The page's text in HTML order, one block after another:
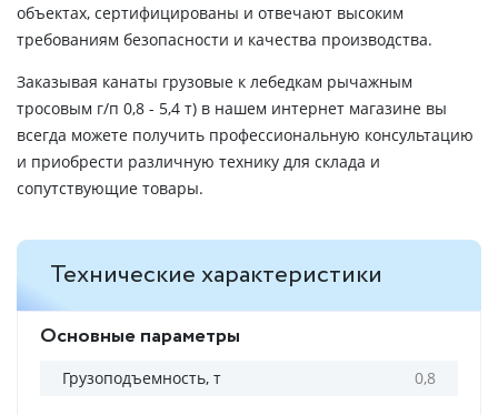
объектах, сертифицированы и отвечают высоким
требованиям безопасности и качества производства.
Заказывая канаты грузовые к лебедкам рычажным
тросовым г/п 0,8 - 5,4 т) в нашем интернет магазине вы
всегда можете получить профессиональную консультацию
и приобрести различную технику для склада и
сопутствующие товары.
Технические характеристики
Основные параметры
Грузоподъемность, т 0,8